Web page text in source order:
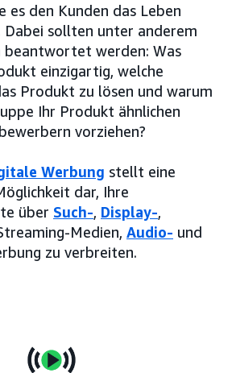
es den Kunden das Leben
Dabei sollten unter anderem
beantwortet werden: Was
einzigartig, welche
Produkt zu lösen und warum
Ihr Produkt ähnlichen
vorziehen?
Werbung stellt eine
dar, Ihre
über Such-, Display-,
Medien, Audio- und
zu verbreiten.